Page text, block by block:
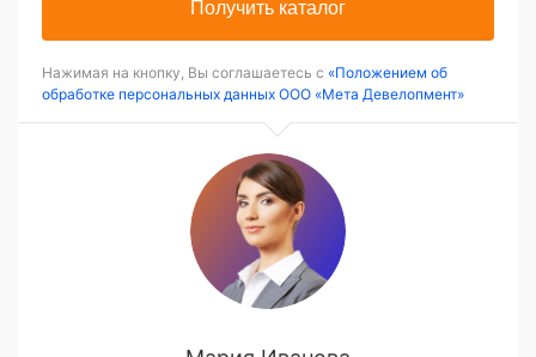
Получить каталог
Нажимая на кнопку, Вы соглашаетесь с «Положением об
обработке персональных данных ООО «Мета Девелопмент»